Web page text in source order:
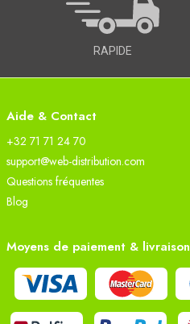
RAPIDE
Aide & Contact
+32 71 71 24 70
support@web-distribution.com
Questions fréquentes
Blog
Moyens de paiement & livraison